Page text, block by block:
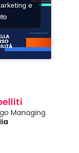
e
Managing